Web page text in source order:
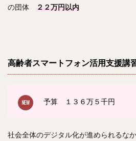
の団体
２２万円以内
高齢者スマートフォン活用支援講
予算 １３６万５千円
社会全体のデジタル化が進められるな